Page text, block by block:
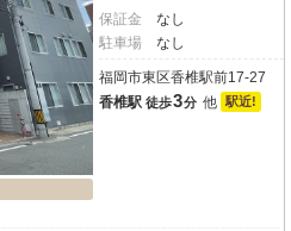
保証金
なし
駐車場
なし
福岡市東区香椎駅前17-27
香椎駅 徒歩3分 他 駅近!